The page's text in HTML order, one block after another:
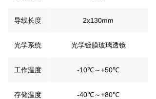
导线长度 2x130mm
光学系统 光学镀膜玻璃透镜
工作温度 -10℃～+50℃
存储温度 -40℃～+80℃